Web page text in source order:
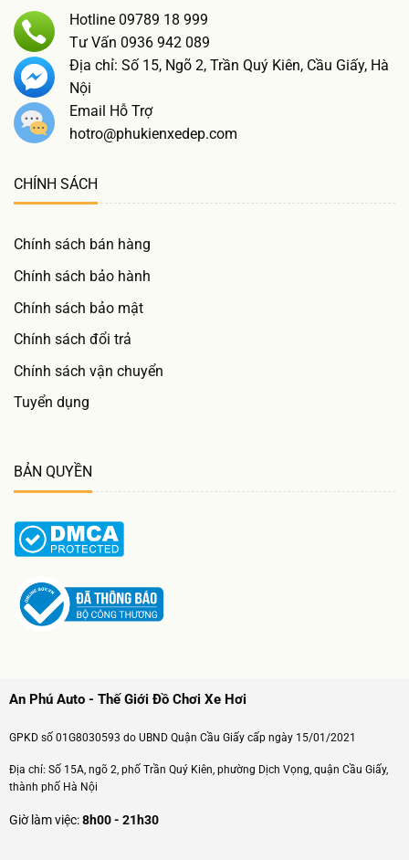
Hotline 09789 18 999
Tư Vấn 0936 942 089
Địa chỉ: Số 15, Ngõ 2, Trần Quý Kiên, Cầu Giấy, Hà
Nội
Email Hỗ Trợ
hotro@phukienxedep.com
CHÍNH SÁCH
Chính sách bán hàng
Chính sách bảo hành
Chính sách bảo mật
Chính sách đổi trả
Chính sách vận chuyển
Tuyển dụng
BẢN QUYỀN
An Phú Auto - Thế Giới Đồ Chơi Xe Hơi
GPKD số 01G8030593 do UBND Quận Cầu Giấy cấp ngày 15/01/2021
Địa chỉ: Số 15A, ngõ 2, phố Trần Quý Kiên, phường Dịch Vọng, quận Cầu Giấy,
thành phố Hà Nội
Giờ làm việc:8h00 - 21h30